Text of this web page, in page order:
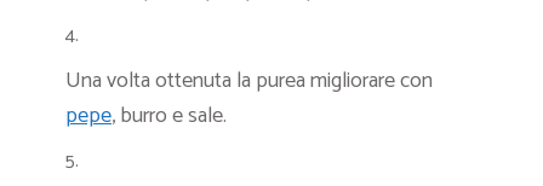
Una volta ottenuta la purea migliorare con
pepe, burro e sale.